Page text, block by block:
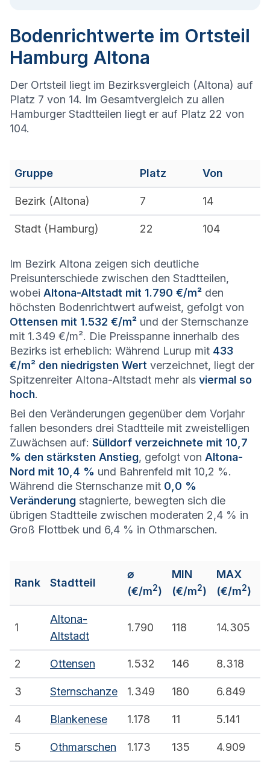
Bodenrichtwerte im Ortsteil
Hamburg Altona
Der Ortsteil liegt im Bezirksvergleich (Altona) auf
Platz 7 von 14. Im Gesamtvergleich zu allen
Hamburger Stadtteilen liegt er auf Platz 22 von
104.
Gruppe Platz Von
Bezirk (Altona) 7 14
Stadt (Hamburg) 22 104
Im Bezirk Altona zeigen sich deutliche
Preisunterschiede zwischen den Stadtteilen,
wobei Altona-Altstadt mit 1.790 €/m² den
höchsten Bodenrichtwert aufweist, gefolgt von
Ottensen mit 1.532 €/m² und der Sternschanze
mit 1.349 €/m². Die Preisspanne innerhalb des
Bezirks ist erheblich: Während Lurup mit 433
€/m² den niedrigsten Wert verzeichnet, liegt der
Spitzenreiter Altona-Altstadt mehr als viermal so
hoch.
Bei den Veränderungen gegenüber dem Vorjahr
fallen besonders drei Stadtteile mit zweistelligen
Zuwächsen auf: Sülldorf verzeichnete mit 10,7
% den stärksten Anstieg, gefolgt von Altona-
Nord mit 10,4 % und Bahrenfeld mit 10,2 %.
Während die Sternschanze mit 0,0 %
Veränderung stagnierte, bewegten sich die
übrigen Stadtteile zwischen moderaten 2,4 % in
Groß Flottbek und 6,4 % in Othmarschen.
Rank Stadtteil
⌀
(€/m2)
MIN
(€/m2)
MAX
(€/m2)
1
Altona-
Altstadt
1.790 118 14.305
2 Ottensen 1.532 146 8.318
3 Sternschanze 1.349 180 6.849
4 Blankenese 1.178 11 5.141
5 Othmarschen 1.173 135 4.909